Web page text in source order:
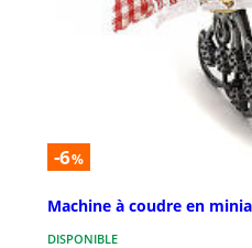
-6%
Machine à coudre en
DISPONIBLE